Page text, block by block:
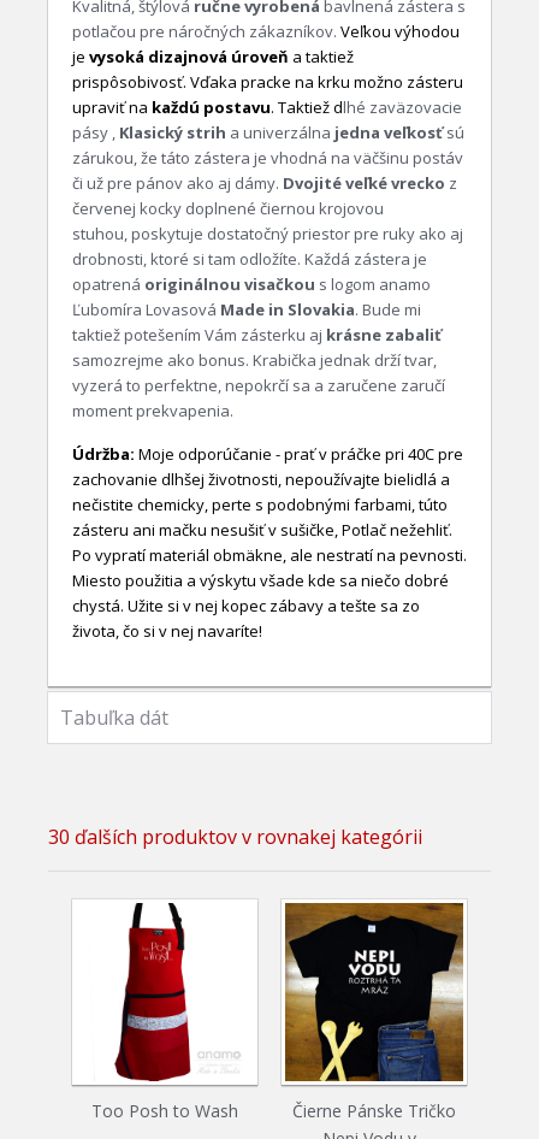
Kvalitná, štýlová ručne vyrobená bavlnená zástera s
potlačou pre náročných zákazníkov. Veľkou výhodou
je vysoká dizajnová úroveň a taktiež
prispôsobivosť. Vďaka pracke na krku možno zásteru
upraviť na každú postavu. Taktiež dlhé zaväzovacie
pásy , Klasický strih a univerzálna jedna veľkosťsú
zárukou, že táto zástera je vhodná na väčšinu postáv
či už pre pánov ako aj dámy. Dvojité veľké vrecko z
červenej kocky doplnené čiernou krojovou
stuhou,poskytuje dostatočný priestor pre ruky ako aj
drobnosti, ktoré si tam odložíte. Každá zástera je
opatrená originálnou visačkou s logom anamo
Ľubomíra Lovasová Made in Slovakia. Bude mi
taktiež potešením Vám zásterku aj krásne zabaliť
samozrejme ako bonus. Krabička jednak drží tvar,
vyzerá to perfektne, nepokrčí sa a zaručene zaručí
moment prekvapenia.
Údržba: Moje odporúčanie - prať v práčke pri 40C pre
zachovanie dlhšej životnosti, nepoužívajte bielidlá a
nečistite chemicky, perte s podobnými farbami, túto
zásteru ani mačku nesušiť v sušičke, Potlač nežehliť.
Po vypratí materiál obmäkne, ale nestratí na pevnosti.
Miesto použitia a výskytu všade kde sa niečo dobré
chystá. Užite si v nej kopec zábavy a tešte sa zo
života, čo si v nej navaríte!
Tabuľka dát
30 ďalších produktov v rovnakej kategórii
Too Posh to Wash
Čierne Pánske Tričko